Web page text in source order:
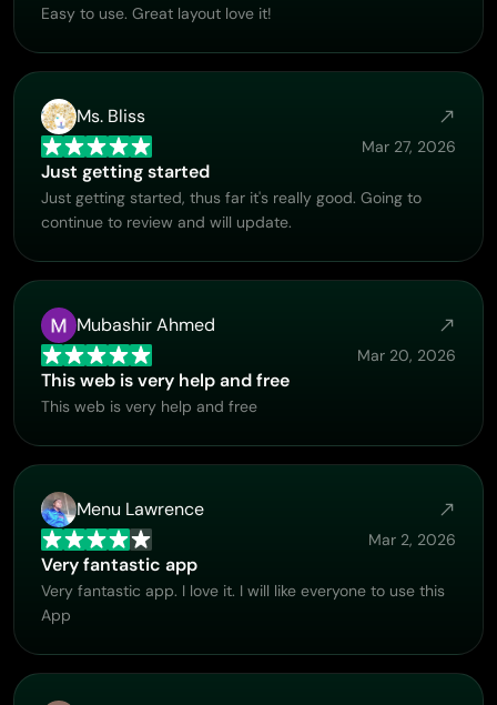
Easy to use. Great layout love it!
Ms. Bliss
Mar 27, 2026
Just getting started
Just getting started, thus far it's really good. Going to
continue to review and will update.
Mubashir Ahmed
Mar 20, 2026
This web is very help and free
This web is very help and free
Menu Lawrence
Mar 2, 2026
Very fantastic app
Very fantastic app. I love it. I will like everyone to use this
App